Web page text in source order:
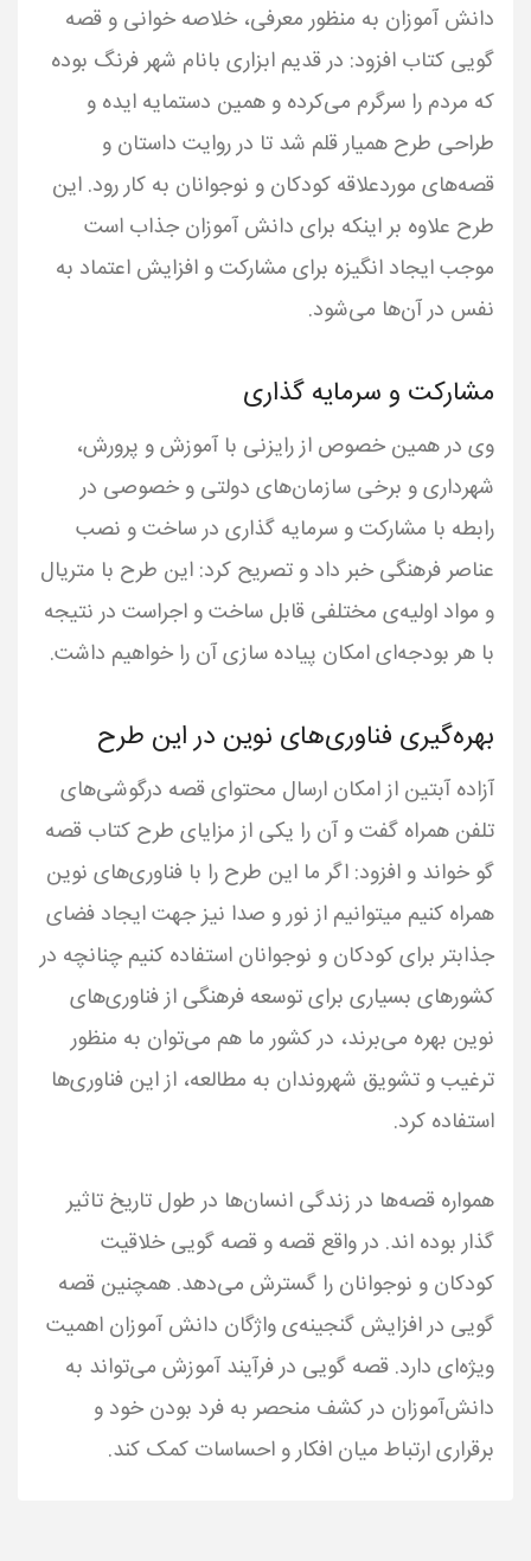
دانش آموزان به منظور معرفی، خلاصه خوانی و قصه
گویی کتاب افزود: در قدیم ابزاری بانام شهر فرنگ بوده
که مردم را سرگرم می‌کرده و همین دستمایه ایده و
طراحی طرح همیار قلم شد تا در روایت داستان و
قصه‌های موردعلاقه کودکان و نوجوانان به کار رود. این
طرح علاوه بر اینکه برای دانش آموزان جذاب است
موجب ایجاد انگیزه برای مشارکت و افزایش اعتماد به
نفس در آن‌ها می‌شود.
مشارکت و سرمایه گذاری
وی در همین خصوص از رایزنی با آموزش و پرورش،
شهرداری و برخی سازمان‌های دولتی و خصوصی در
رابطه با مشارکت و سرمایه گذاری در ساخت و نصب
عناصر فرهنگی خبر داد و تصریح کرد: این طرح با متریال
و مواد اولیه‌ی مختلفی قابل ساخت و اجراست در نتیجه
با هر بودجه‌ای امکان پیاده سازی آن را خواهیم داشت.
بهره‌گیری فناوری‌های نوین در این طرح
آزاده آبتین از امکان ارسال محتوای قصه درگوشی‌های
تلفن همراه گفت و آن را یکی از مزایای طرح کتاب قصه
گو خواند و افزود: اگر ما این طرح را با فناوری‌های نوین
همراه کنیم میتوانیم از نور و صدا نیز جهت ایجاد فضای
جذابتر برای کودکان و نوجوانان استفاده کنیم چنانچه در
کشورهای بسیاری برای توسعه فرهنگی از فناوری‌های
نوین بهره می‌برند، در کشور ما هم می‌توان به منظور
ترغیب و تشویق شهروندان به مطالعه، از این فناوری‌ها
استفاده کرد.
همواره قصه‌ها در زندگی انسان‌ها در طول تاریخ تاثیر
گذار بوده اند. در واقع قصه و قصه گویی خلاقیت
کودکان و نوجوانان را گسترش می‌دهد. همچنین قصه
گویی در افزایش گنجینه‌ی واژگان دانش آموزان اهمیت
ویژه‌ای دارد. قصه گویی در فرآیند آموزش می‌تواند به
دانش‌آموزان در کشف منحصر به فرد بودن خود و
برقراری ارتباط میان افکار و احساسات کمک کند.